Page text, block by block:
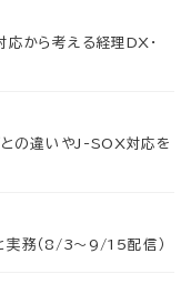
から考える経理DX・
との違いやJ-SOX対応を
と実務（8/3～9/15配信）